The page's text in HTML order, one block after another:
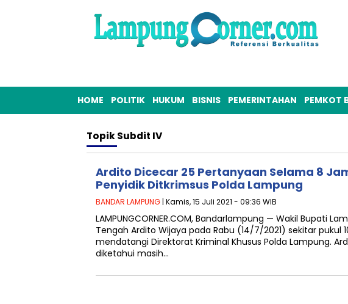
HOME POLITIK HUKUM BISNIS PEMERINTAHAN PEMKOT
TopikSubdit IV
Ardito Dicecar 25 Pertanyaan Selama 8
Penyidik Ditkrimsus Polda Lampung
BANDAR LAMPUNG | Kamis, 15 Juli 2021 - 09:36 WIB
LAMPUNGCORNER.COM, Bandarlampung — Wakil Bupati
Tengah Ardito Wijaya pada Rabu (14/7/2021) sekitar pukul
mendatangi Direktorat Kriminal Khusus Polda Lampung.
diketahui masih…